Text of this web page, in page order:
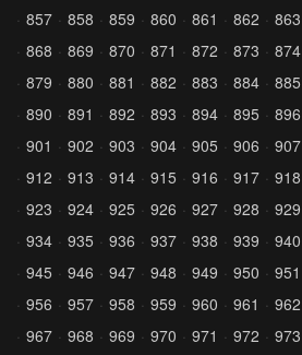
857
858 859 860 861 862 863
868
869 870 871 872 873 874
879
880 881 882 883 884 885
890
891 892 893 894 895 896
901
902 903 904 905 906 907
912
913 914 915 916 917 918
923
924 925 926 927 928 929
934
935 936 937 938 939 940
945
946 947 948 949 950 951
956
957 958 959 960 961 962
967
968 969 970 971 972 973